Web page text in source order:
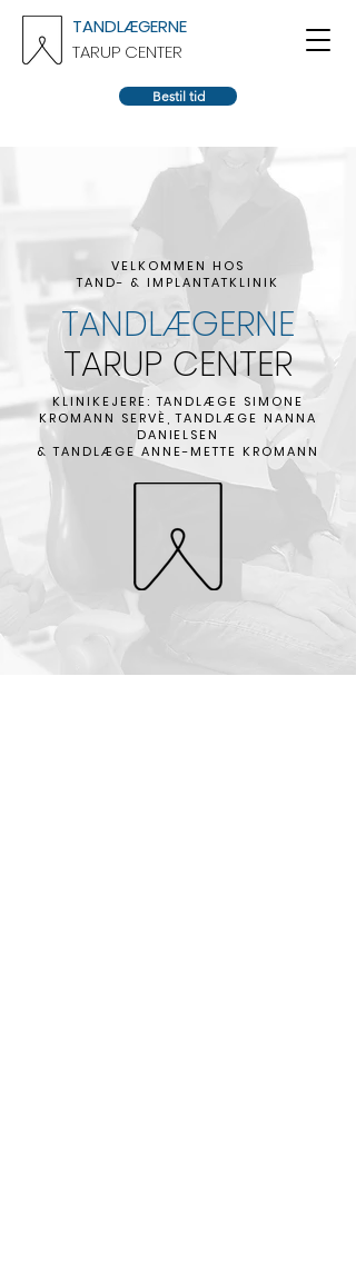
Bestil tid
TANDLÆGERNE
TARUP CENTER
VELKOMMEN HOS
TAND- & IMPLANTATKLINIK
TANDLÆGERNE
TARUP CENTER
KLINIKEJERE: TANDLÆGE SIMONE
KROMANN SERVÈ, TANDLÆGE NANNA
DANIELSEN
& TANDLÆGE ANNE-METTE KROMANN